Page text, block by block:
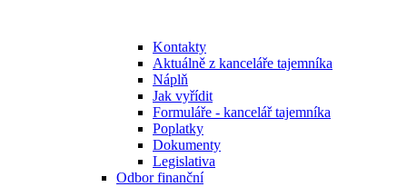
Kontakty
Aktuálně z kanceláře tajemníka
Náplň
Jak vyřídit
Formuláře - kancelář tajemníka
Poplatky
Dokumenty
Legislativa
Odbor finanční